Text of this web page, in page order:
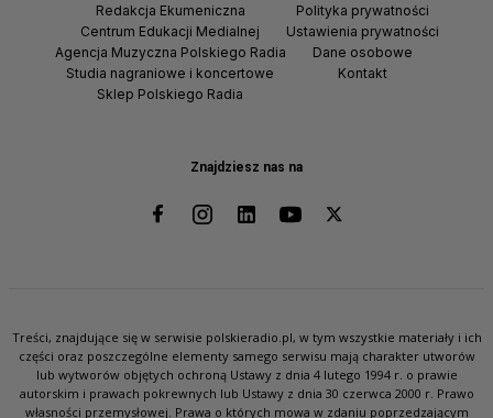
Znajdziesz nas na
Redakcja Ekumeniczna
Centrum Edukacji Medialnej
Agencja Muzyczna Polskiego Radia
Studia nagraniowe i koncertowe
Sklep Polskiego Radia
Polityka prywatności
Ustawienia prywatności
Dane osobowe
Kontakt
Treści, znajdujące się w serwisie polskieradio.pl, w tym wszystkie materiały i ich
części oraz poszczególne elementy samego serwisu mają charakter utworów
lub wytworów objętych ochroną Ustawy z dnia 4 lutego 1994 r. o prawie
autorskim i prawach pokrewnych lub Ustawy z dnia 30 czerwca 2000 r. Prawo
własności przemysłowej. Prawa o których mowa w zdaniu poprzedzającym